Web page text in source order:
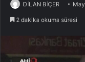
DİLAN BİÇER
2 dakika okuma süresi